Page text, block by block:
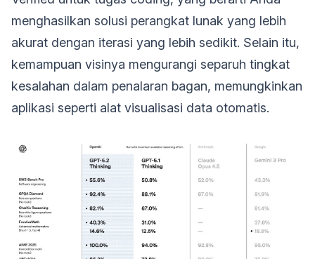
menghasilkan solusi perangkat lunak yang lebih
akurat dengan iterasi yang lebih sedikit. Selain itu,
kemampuan visinya mengurangi separuh tingkat
kesalahan dalam penalaran bagan, memungkinkan
aplikasi seperti alat visualisasi data otomatis.